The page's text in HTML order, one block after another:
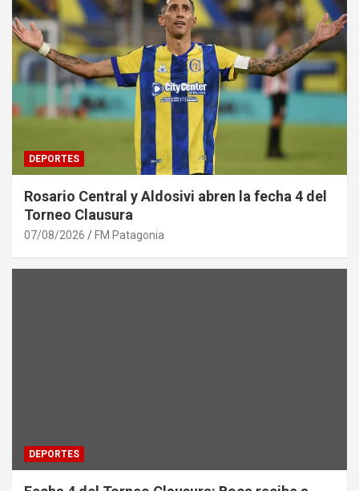
DEPORTES
Rosario Central y Aldosivi abren la fecha 4 del
Torneo Clausura
07/08/2026 FM Patagonia
DEPORTES